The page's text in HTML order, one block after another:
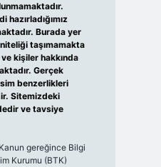
hazırladığımız
Burada yer
taşımamakta
kişiler hakkında
Gerçek
benzerlikleri
Sitemizdeki
ve tavsiye
gereğince Bilgi
Kurumu (BTK)